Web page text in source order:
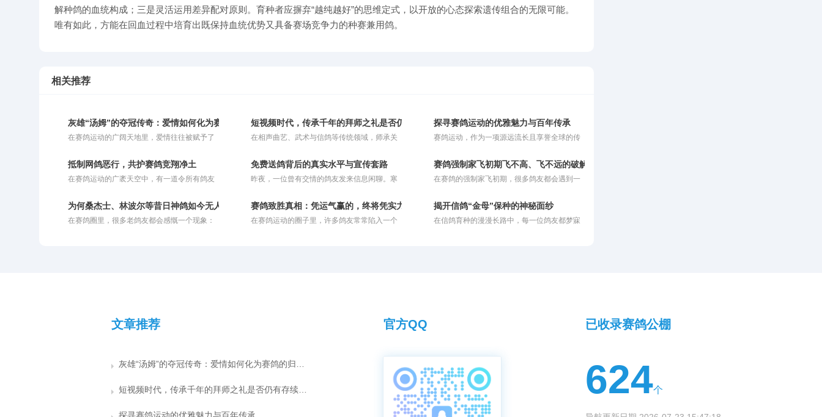
解种鸽的血统构成；三是灵活运用差异配对原则。育种者应摒弃“越纯越好”的思维定式，以开放的心态探索遗传组合的无限可能。
唯有如此，方能在回血过程中培育出既保持血统优势又具备赛场竞争力的种赛兼用鸽。
相关推荐
灰雄“汤姆”的夺冠传奇：爱情如何化为赛鸽的归巢引擎？
在赛鸽运动的广阔天地里，爱情往往被赋予了
许能成为奋进的动力，也或许让人迷失方向；
而对于赛鸽来说，爱情恰恰是它们冲破云霄、
拼命飞回巢穴的最强引擎。在比利时鸽界备受
深深的眷恋，被巧妙地转化为了赛场上锐不可
短视频时代，传承千年的拜师之礼是否仍有存续的意义？
在相声曲艺、武术与信鸽等传统领域，师承关
徒弟，谁是谁的师父，这一条条师承脉络交织
出了一张清晰的技艺传承图谱。然而，置身于
瞬息万变的短视频时代，当基础知识与技艺获
面：如今，我们还需要拜师吗？
探寻赛鸽运动的优雅魅力与百年传承
赛鸽运动，作为一项源远流长且享誉全球的传
力融为一体。这项运动并非单纯依靠瞬间的爆
发力定胜负，而是对鸽子与生俱来的归巢本
能、持久耐力以及精准方向感的深度考量。同
的综合较量，完美诠释了人与自然和谐共舞的
将生物学原理与体育实践深度结合，成为了集
抵制网鸽恶行，共护赛鸽竞翔净土
在赛鸽运动的广袤天空中，有一道令所有鸽友
必经之路上私设捕鸟粘网、恶意截留参赛信鸽
的行径，不仅践踏了体育竞技的公平底线，更
在情理与法律的双重维度上被严厉禁止。
免费送鸽背后的真实水平与宣传套路
昨夜，一位曾有交情的鸽友发来信息闲聊。寒
至。据他描述，这位名家套路清奇：将鸽子免
费提供给鸽友交费参赛，唯一的要求就是把获
奖的鸽子拍回来。鸽友劝我也效仿此法，多送
赛鸽强制家飞初期飞不高、飞不远的破解之法与饲料调配
在赛鸽的强制家飞初期，很多鸽友都会遇到一
高。其实，这种现象通常由几个关键因素交织
而成：一是夏季高温炎热；二是赛鸽的气囊功
能尚未完全打开；三是鸽子之前没有经历过高
为何桑杰士、林波尔等昔日神鸽如今无人问津？
在赛鸽圈里，很多老鸽友都会感慨一个现象：
赛鸽致胜真相：凭运气赢的，终将凭实力输掉！
在赛鸽运动的圈子里，许多鸽友常常陷入一个
揭开信鸽“金母”保种的神秘面纱
在信鸽育种的漫漫长路中，每一位鸽友都梦寐
文章推荐
短视频时代，传承千年的拜师之礼是否仍有存续的意义？
探寻赛鸽运动的优雅魅力与百年传承
官方QQ 已收录赛鸽公棚
624个